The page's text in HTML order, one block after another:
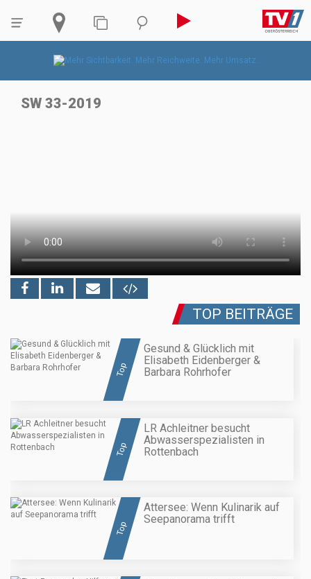
SW 33-2019
TOP BEITRÄGE
Top
Gesund & Glücklich mit
Elisabeth Eidenberger &
Barbara Rohrhofer
Top
LR Achleitner besucht
Abwasserspezialisten in
Rottenbach
Top
Attersee: Wenn Kulinarik auf
Seepanorama trifft